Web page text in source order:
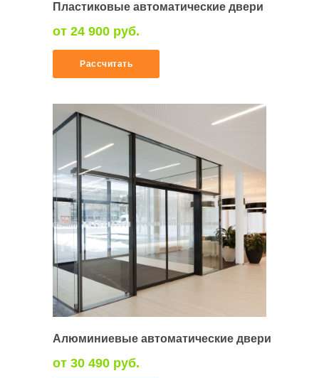
Пластиковые автоматические двери
Алюминиевые автоматические двери
Рассчитать
от 24 900 руб.
от 30 490 руб.